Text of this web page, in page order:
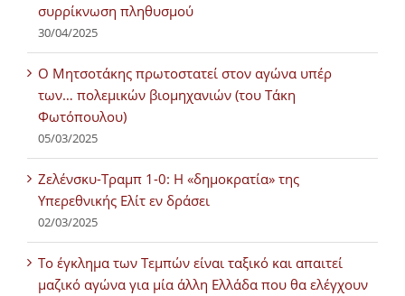
συρρίκνωση πληθυσμού
30/04/2025
Ο Μητσοτάκης πρωτοστατεί στον αγώνα υπέρ
των… πολεμικών βιομηχανιών (του Τάκη
Φωτόπουλου)
05/03/2025
Ζελένσκυ-Τραμπ 1-0: Η «δημοκρατία» της
Υπερεθνικής Ελίτ εν δράσει
02/03/2025
Tο έγκλημα των Τεμπών είναι ταξικό και απαιτεί
μαζικό αγώνα για μία άλλη Ελλάδα που θα ελέγχουν